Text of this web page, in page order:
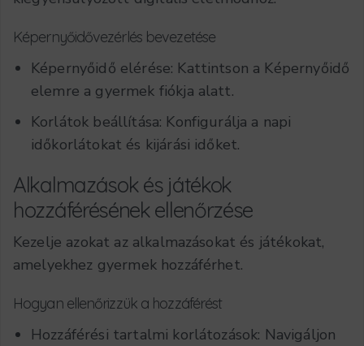
Képernyőidővezérlés bevezetése
Képernyőidő elérése: Kattintson a Képernyőidő
elemre a gyermek fiókja alatt.
Korlátok beállítása: Konfigurálja a napi
időkorlátokat és kijárási időket.
Alkalmazások és játékok
hozzáférésének ellenőrzése
Kezelje azokat az alkalmazásokat és játékokat,
amelyekhez gyermek hozzáférhet.
Hogyan ellenőrizzük a hozzáférést
Hozzáférési tartalmi korlátozások: Navigáljon